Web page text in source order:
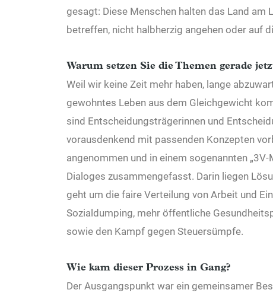
gesagt: Diese Menschen halten das Land am
betreffen, nicht halbherzig angehen oder auf
Warum setzen Sie die Themen gerade
Weil wir keine Zeit mehr haben, lange
gewohntes Leben aus dem Gleichgewicht
sind Entscheidungsträgerinnen und
vorausdenkend mit passenden Konzepten
angenommen und in einem sogenannten
Dialoges zusammengefasst. Darin liegen
geht um die faire Verteilung von Arbeit und
Sozialdumping, mehr öffentliche
sowie den Kampf gegen Steuersümpfe.
Wie kam dieser Prozess in Gang?
Der Ausgangspunkt war ein gemeinsamer